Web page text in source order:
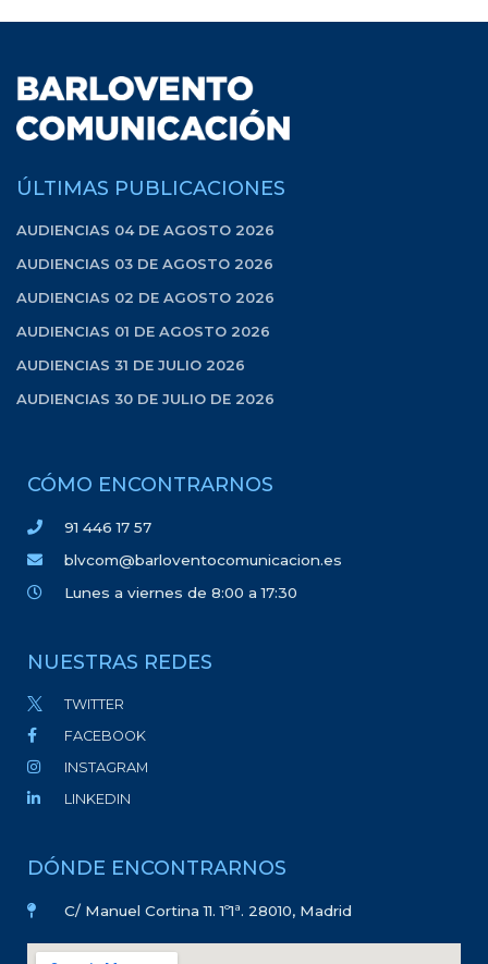
ÚLTIMAS PUBLICACIONES
AUDIENCIAS 04 DE AGOSTO 2026
AUDIENCIAS 03 DE AGOSTO 2026
AUDIENCIAS 02 DE AGOSTO 2026
AUDIENCIAS 01 DE AGOSTO 2026
AUDIENCIAS 31 DE JULIO 2026
AUDIENCIAS 30 DE JULIO DE 2026
CÓMO ENCONTRARNOS
91 446 17 57
blvcom@barloventocomunicacion.es
Lunes a viernes de 8:00 a 17:30
NUESTRAS REDES
TWITTER
FACEBOOK
INSTAGRAM
LINKEDIN
DÓNDE ENCONTRARNOS
C/ Manuel Cortina 11. 1º1ª. 28010, Madrid